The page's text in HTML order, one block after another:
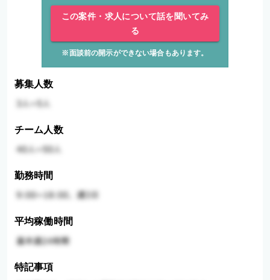
この案件・求人について話を聞いてみ
る
※面談前の開示ができない場合もあります。
募集人数
チーム人数
勤務時間
平均稼働時間
特記事項